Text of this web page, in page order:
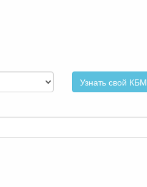
Узнать свой КБМ